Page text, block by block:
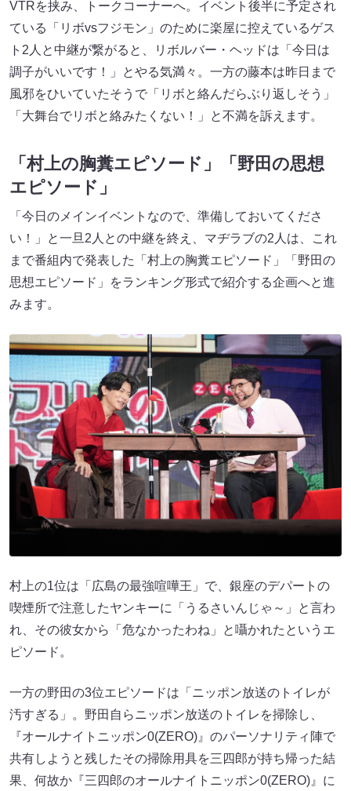
VTRを挟み、トークコーナーへ。イベント後半に予定され
ている「リボvsフジモン」のために楽屋に控えているゲス
ト2人と中継が繋がると、リボルバー・ヘッドは「今日は
調子がいいです！」とやる気満々。一方の藤本は昨日まで
風邪をひいていたそうで「リボと絡んだらぶり返しそう」
「大舞台でリボと絡みたくない！」と不満を訴えます。
「村上の胸糞エピソード」「野田の思想
エピソード」
「今日のメインイベントなので、準備しておいてくださ
い！」と一旦2人との中継を終え、マヂラブの2人は、これ
まで番組内で発表した「村上の胸糞エピソード」「野田の
思想エピソード」をランキング形式で紹介する企画へと進
みます。
村上の1位は「広島の最強喧嘩王」で、銀座のデパートの
喫煙所で注意したヤンキーに「うるさいんじゃ～」と言わ
れ、その彼女から「危なかったわね」と囁かれたというエ
ピソード。
一方の野田の3位エピソードは「ニッポン放送のトイレが
汚すぎる」。野田自らニッポン放送のトイレを掃除し、
『オールナイトニッポン0(ZERO)』のパーソナリティ陣で
共有しようと残したその掃除用具を三四郎が持ち帰った結
果、何故か『三四郎のオールナイトニッポン0(ZERO)』に